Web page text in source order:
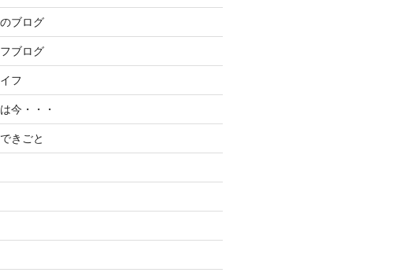
ブログ
ブログ
フ
今・・・
きごと